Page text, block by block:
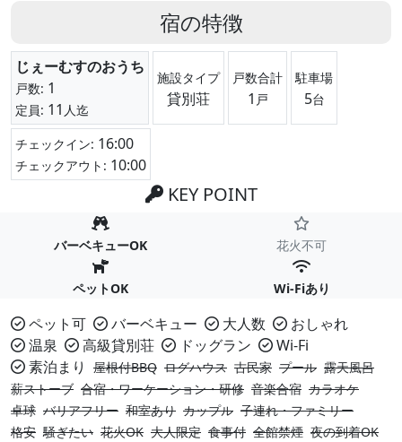
宿の特徴
じぇーむすのおうち
戸数: 1
定員: 11 人迄
施設タイプ
貸別荘
戸数合計
1 戸
駐車場
5台
チェックイン: 16:00
チェックアウト: 10:00
KEY POINT
バーベキューOK 花火不可
ペットOK Wi-Fiあり
ペット可 バーベキュー 大人数
おしゃれ
温泉
高級貸別荘 ドッグラン
Wi-Fi
素泊まり
屋根付BBQ ログハウス 古民家 プール 露天風呂
薪ストーブ 合宿・ワーケーション・研修 音楽合宿 カラオケ
卓球 バリアフリー 和室あり カップル 子連れ・ファミリー
格安 騒ぎたい 花火OK 大人限定 食事付 全館禁煙 夜の到着OK